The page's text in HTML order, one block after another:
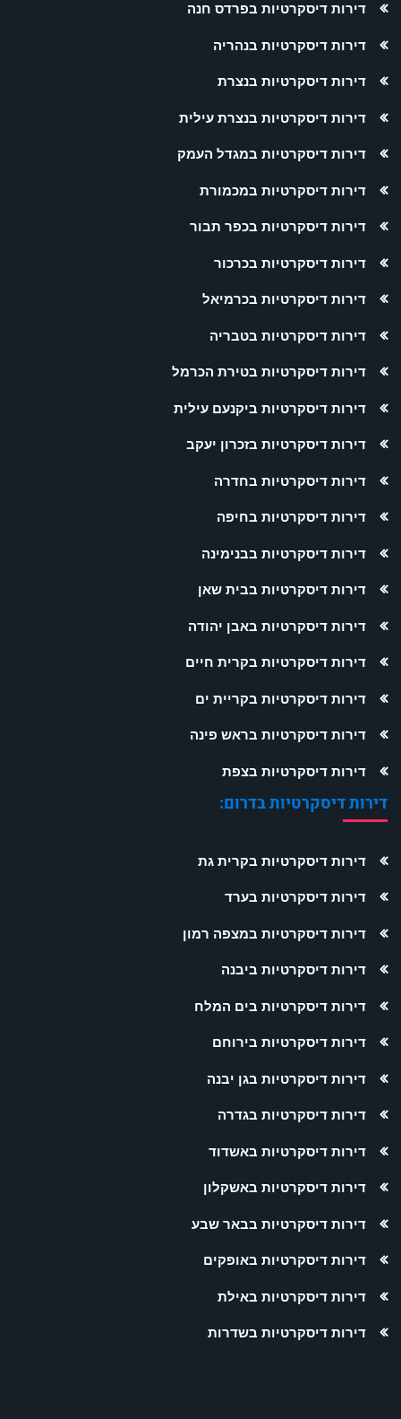
דירות דיסקרטיות בפרדס חנה
דירות דיסקרטיות בנהריה
דירות דיסקרטיות בנצרת
דירות דיסקרטיות בנצרת עילית
דירות דיסקרטיות במגדל העמק
דירות דיסקרטיות במכמורת
דירות דיסקרטיות בכפר תבור
דירות דיסקרטיות בכרכור
דירות דיסקרטיות בכרמיאל
דירות דיסקרטיות בטבריה
דירות דיסקרטיות בטירת הכרמל
דירות דיסקרטיות ביקנעם עילית
דירות דיסקרטיות בזכרון יעקב
דירות דיסקרטיות בחדרה
דירות דיסקרטיות בחיפה
דירות דיסקרטיות בבנימינה
דירות דיסקרטיות בבית שאן
דירות דיסקרטיות באבן יהודה
דירות דיסקרטיות בקרית חיים
דירות דיסקרטיות בקריית ים
דירות דיסקרטיות בראש פינה
דירות דיסקרטיות בצפת
דירות דיסקרטיות בדרום:
דירות דיסקרטיות בקרית גת
דירות דיסקרטיות בערד
דירות דיסקרטיות במצפה רמון
דירות דיסקרטיות ביבנה
דירות דיסקרטיות בים המלח
דירות דיסקרטיות בירוחם
דירות דיסקרטיות בגן יבנה
דירות דיסקרטיות בגדרה
דירות דיסקרטיות באשדוד
דירות דיסקרטיות באשקלון
דירות דיסקרטיות בבאר שבע
דירות דיסקרטיות באופקים
דירות דיסקרטיות באילת
דירות דיסקרטיות בשדרות